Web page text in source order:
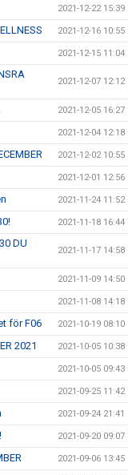
2021-12-22 15:39
2021-12-16 10:55
2021-12-15 11:04
2021-12-07 12:12
2021-12-05 16:27
2021-12-04 12:18
2021-12-02 10:55
2021-12-01 12:56
2021-11-24 11:52
2021-11-18 16:44
DU
2021-11-17 14:58
2021-11-09 14:50
2021-11-08 14:18
för F06 2021-10-19 08:10
2021 2021-10-05 10:38
2021-10-05 09:43
2021-09-25 11:42
2021-09-24 21:41
2021-09-20 09:07
2021-09-06 13:45